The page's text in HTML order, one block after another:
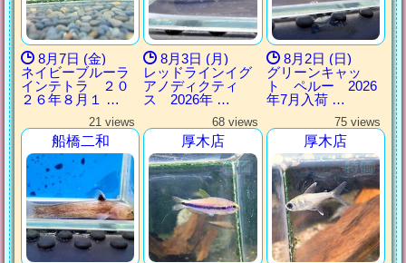
8月7日 (金)
ネイビーブルーラ
インテトラ ２０
２６年８月１ …
8月3日 (月)
レッドラインイグ
アノディクティ
ス 2026年 …
8月2日 (日)
グリーンキャッ
ト ペルー 2026
年7月入荷 …
21 views
船橋二和
68 views
厚木店
75 views
厚木店